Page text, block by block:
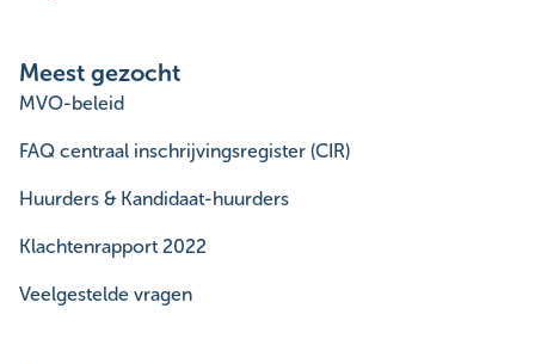
Meest gezocht
MVO-beleid
FAQ centraal inschrijvingsregister (CIR)
Huurders & Kandidaat-huurders
Klachtenrapport 2022
Veelgestelde vragen